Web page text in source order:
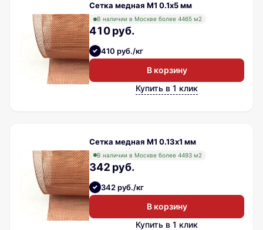
Сетка медная М1 0.1х5 мм
В наличии в Москве более 4465 м2
410 руб.
410 руб./кг
В корзину
Купить в 1 клик
Сетка медная М1 0.13х1 мм
В наличии в Москве более 4493 м2
342 руб.
342 руб./кг
В корзину
Купить в 1 клик